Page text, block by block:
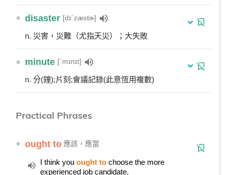
● disaster [dɪˋzæstɚ]
n. 災害，災難（尤指天災）；大失敗
● minute [ˋmɪnɪt]
n. 分(鐘);片刻;會議記錄(此意恆用複數)
Practical Phrases
● ought to 應該，應當
I think you ought to choose the more
experienced job candidate.